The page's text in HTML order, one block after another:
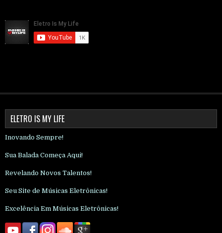
ELETRO IS MY LIFE
Inovando Sempre!
Sua Balada Começa Aqui!
Revelando Novos Talentos!
Seu Site de Músicas Eletrônicas!
Excelência Em Músicas Eletrônicas!